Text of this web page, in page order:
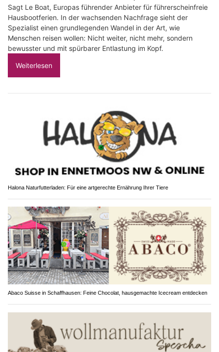
Sagt Le Boat, Europas führender Anbieter für führerscheinfreie
Hausbootferien. In der wachsenden Nachfrage sieht der
Spezialist einen grundlegenden Wandel in der Art, wie
Menschen reisen wollen: Nicht weiter, nicht mehr, sondern
bewusster und mit spürbarer Entlastung im Kopf.
Weiterlesen
Halona Naturfutterladen: Für eine artgerechte Ernährung Ihrer Tiere
Abaco Suisse in Schaffhausen: Feine Chocolat, hausgemachte Icecream entdecken